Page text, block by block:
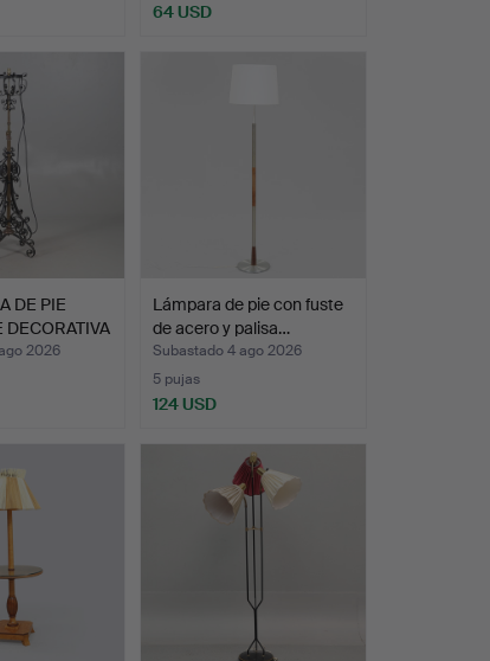
64 USD
DE PIE
DECORATIVA
2026
Lámpara de pie con fuste
de acero y palisa…
Subastado 4 ago 2026
5 pujas
124 USD